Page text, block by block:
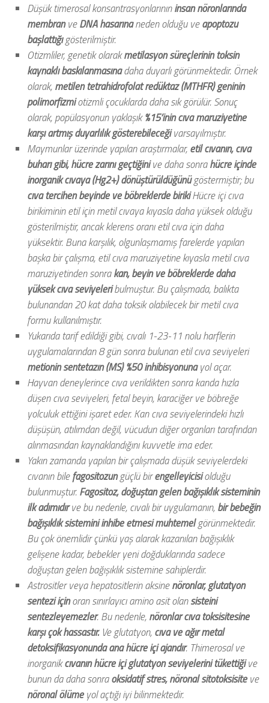
Düşük timerosal konsantrasyonlarınıninsan nöronlarında
membranveDNA hasarınaneden olduğu veapoptozu
başlattığıgösterilmiştir.
Otizmliler, genetik olarakmetilasyon süreçlerinin toksin
kaynaklı baskılanmasınadaha duyarlı görünmektedir. Örnek
olarak, metilen tetrahidrofolat redüktaz (MTHFR) geninin
polimorfizmiotizmli çocuklarda daha sık görülür. Sonuç
olarak, popülasyonun yaklaşık%15’inin cıva maruziyetine
karşı artmış duyarlılık gösterebileceğivarsayılmıştır.
Maymunlar üzerinde yapılan araştırmalar, etil cıvanın, cıva
buharı gibi, hücre zarını geçtiğinive daha sonrahücre içinde
inorganik cıvaya (Hg2+) dönüştürüldüğünügöstermiştir; bu
cıva tercihen beyinde ve böbreklerde birikiHücre içi cıva
birikiminin etil için metil cıvaya kıyasla daha yüksek olduğu
gösterilmiştir, ancak klerens oranı etil cıva için daha
yüksektir. Buna karşılık, olgunlaşmamış farelerde yapılan
başka bir çalışma, etil cıva maruziyetine kıyasla metil cıva
maruziyetinden sonrakan, beyin ve böbreklerde daha
yüksek cıva seviyeleribulmuştur. Bu çalışmada, balıkta
bulunandan 20 kat daha toksik olabilecek bir metil cıva
formu kullanılmıştır.
Yukarıda tarif edildiği gibi, cıvalı 1-23-11 nolu harflerin
uygulamalarından 8 gün sonra bulunan etil cıva seviyeleri
metionin sentetazın (MS) %50 inhibisyonunayol açar.
Hayvan deneylerince cıva verildikten sonra kanda hızla
düşen cıva seviyeleri, fetal beyin, karaciğer ve böbreğe
yolculuk ettiğini işaret eder. Kan cıva seviyelerindeki hızlı
düşüşün, atılımdan değil, vücudun diğer organları tarafından
alınmasından kaynaklandığını kuvvetle ima eder.
Yakın zamanda yapılan bir çalışmada düşük seviyelerdeki
cıvanın bilefagositozungüçlü birengelleyicisiolduğu
bulunmuştur. Fagositoz, doğuştan gelen bağışıklık sisteminin
ilk adımıdırve bu nedenle, cıvalı bir uygulamanın, bir bebeğin
bağışıklık sistemini inhibe etmesi muhtemelgörünmektedir.
Bu çok önemlidir çünkü yaş alarak kazanılan bağışıklık
gelişene kadar, bebekler yeni doğduklarında sadece
doğuştan gelen bağışıklık sistemine sahiplerdir.
Astrositler veya hepatositlerin aksinenöronlar, glutatyon
sentezi içinoran sınırlayıcı amino asit olansisteini
sentezleyemezler. Bu nedenle, nöronlar cıva toksisitesine
karşı çok hassastır. Ve glutatyon, cıva ve ağır metal
detoksifikasyonunda ana hücre içi ajandır. Thimerosal ve
inorganikcıvanın hücre içi glutatyon seviyelerini tükettiğive
bunun da daha sonraoksidatif stres, nöronal sitotoksisiteve
nöronal ölümeyol açtığı iyi bilinmektedir.